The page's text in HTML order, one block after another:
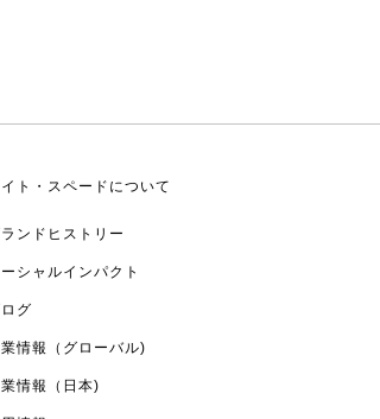
ト・スペードについて
ンドヒストリー
シャルインパクト
グ
情報（グローバル)
情報（日本)